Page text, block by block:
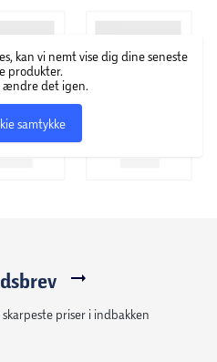
kan vi nemt vise dig dine seneste
produkter.
ændre det igen.
samtykke
skarpeste priser i indbakken